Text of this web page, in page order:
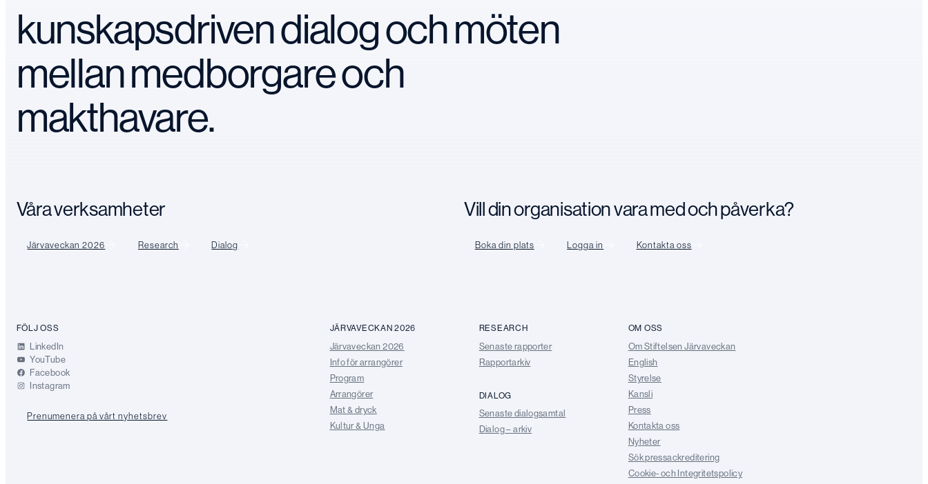
kunskapsdriven dialog och möten
mellan medborgare och
makthavare.
Våra verksamheter
Järvaveckan 2026 Research Dialog
Vill din organisation vara med och påverka?
Boka din plats Logga in Kontakta oss
FÖLJ OSS
LinkedIn
YouTube
Facebook
Instagram
Prenumenera på vårt nyhetsbrev
JÄRVAVECKAN 2026
Järvaveckan 2026
Info för arrangörer
Program
Arrangörer
Mat & dryck
Kultur & Unga
RESEARCH
Senaste rapporter
Rapportarkiv
DIALOG
Senaste dialogsamtal
Dialog – arkiv
OM OSS
Om Stiftelsen Järvaveckan
English
Styrelse
Kansli
Press
Kontakta oss
Nyheter
Sök pressackreditering
Cookie- och Integritetspolicy